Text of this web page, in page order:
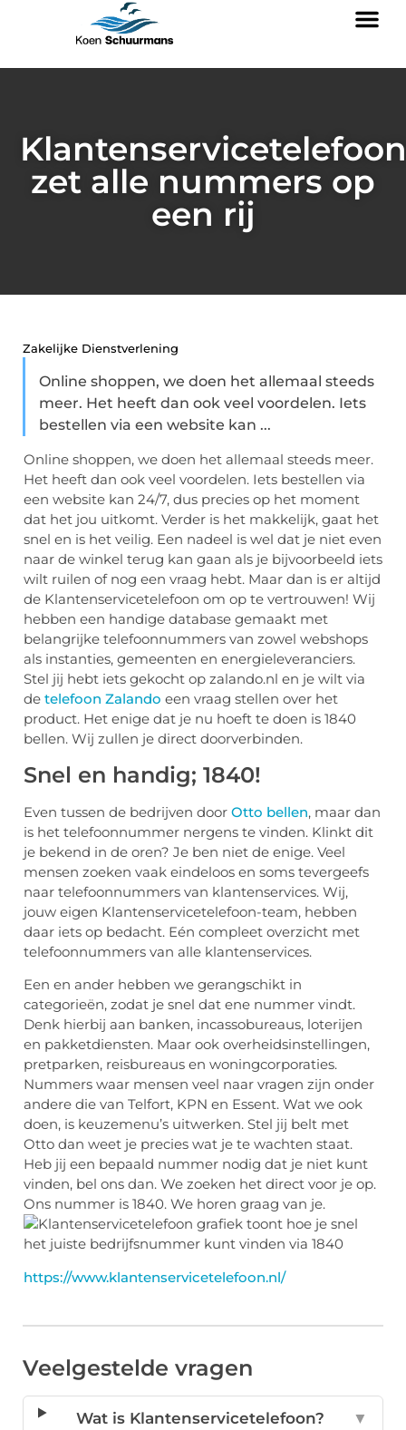
zet alle nummers op
een rij
Zakelijke Dienstverlening
Online shoppen, we doen het allemaal steeds
meer. Het heeft dan ook veel voordelen. Iets
bestellen via een website kan ...
Online shoppen, we doen het allemaal steeds meer.
Het heeft dan ook veel voordelen. Iets bestellen via
een website kan 24/7, dus precies op het moment
dat het jou uitkomt. Verder is het makkelijk, gaat het
snel en is het veilig. Een nadeel is wel dat je niet even
naar de winkel terug kan gaan als je bijvoorbeeld iets
wilt ruilen of nog een vraag hebt. Maar dan is er altijd
de Klantenservicetelefoon om op te vertrouwen! Wij
hebben een handige database gemaakt met
belangrijke telefoonnummers van zowel webshops
als instanties, gemeenten en energieleveranciers.
Stel jij hebt iets gekocht op zalando.nl en je wilt via
de telefoon Zalando een vraag stellen over het
product. Het enige dat je nu hoeft te doen is 1840
bellen. Wij zullen je direct doorverbinden.
Snel en handig; 1840!
Even tussen de bedrijven door Otto bellen, maar dan
is het telefoonnummer nergens te vinden. Klinkt dit
je bekend in de oren? Je ben niet de enige. Veel
mensen zoeken vaak eindeloos en soms tevergeefs
naar telefoonnummers van klantenservices. Wij,
jouw eigen Klantenservicetelefoon-team, hebben
daar iets op bedacht. Eén compleet overzicht met
telefoonnummers van alle klantenservices.
Een en ander hebben we gerangschikt in
categorieën, zodat je snel dat ene nummer vindt.
Denk hierbij aan banken, incassobureaus, loterijen
en pakketdiensten. Maar ook overheidsinstellingen,
pretparken, reisbureaus en woningcorporaties.
Nummers waar mensen veel naar vragen zijn onder
andere die van Telfort, KPN en Essent. Wat we ook
doen, is keuzemenu’s uitwerken. Stel jij belt met
Otto dan weet je precies wat je te wachten staat.
Heb jij een bepaald nummer nodig dat je niet kunt
vinden, bel ons dan. We zoeken het direct voor je op.
Ons nummer is 1840. We horen graag van je.
https://www.klantenservicetelefoon.nl/
Veelgestelde vragen
Wat is Klantenservicetelefoon? ▼